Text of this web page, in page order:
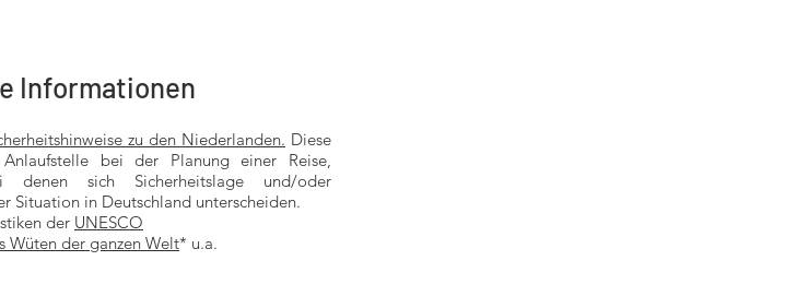
Informationen
zu den Niederlanden. Diese
bei der Planung einer Reise,
sich Sicherheitslage und/oder
Situation in Deutschland unterscheiden.
der UNESCO
Wüten der ganzen Welt* u.a.